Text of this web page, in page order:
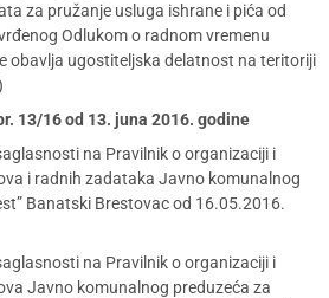
za pružanje usluga ishrane i pića od
Odlukom o radnom vremenu
obavlja ugostiteljska delatnost na teritoriji
13/16 od 13. juna 2016. godine
na Pravilnik o organizaciji i
i radnih zadataka Javno komunalnog
Banatski Brestovac od 16.05.2016.
na Pravilnik o organizaciji i
Javno komunalnog preduzeća za